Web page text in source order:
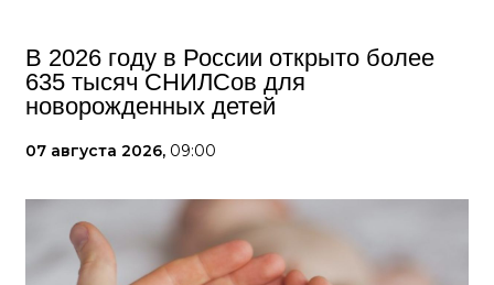
В 2026 году в России открыто более
635 тысяч СНИЛСов для
новорожденных детей
07 августа 2026, 09:00